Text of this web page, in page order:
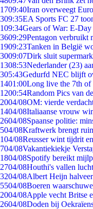
1709:40Iran overweegt
309:35EA Sports FC 27
109:34Gears of War: E-Day
3609:29Pentagon verbruikt
1909:23Tanken in België
3009:07Dirk sluit
1308:53Nederlander (23)
305:43Gedurfd NEC blijft
1401:00Long live the 7th of
1200:54Random Pics van
2004/08OM: vierde
1404/08Italiaanse vrouw
2604/08Spaanse politie:
504/08Kraftwerk brengt
104/08Reusser wint tijdrit
704/08Vakantiekiekje
1804/08Spotify bereikt
2704/08Houthi's vallen
3204/08Albert Heijn
5504/08Boeren
2004/08Apple vecht Britse
2604/08Doden bij